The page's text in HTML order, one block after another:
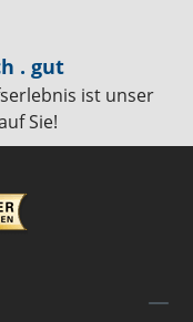
. gut
ist unser
Sie!